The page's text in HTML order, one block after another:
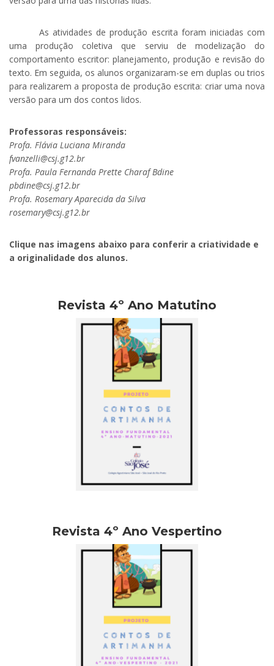
As atividades de produção escrita foram iniciadas com
uma produção coletiva que serviu de modelização do
comportamento escritor: planejamento, produção e revisão do
texto. Em seguida, os alunos organizaram-se em duplas ou trios
para realizarem a proposta de produção escrita: criar uma nova
versão para um dos contos lidos.
Professoras responsáveis:
Profa. Flávia Luciana Miranda
fvanzelli@csj.g12.br
Profa. Paula Fernanda Prette Charaf Bdine
pbdine@csj.g12.br
Profa. Rosemary Aparecida da Silva
rosemary@csj.g12.br
Clique nas imagens abaixo para conferir a criatividade e
a originalidade dos alunos.
Revista 4º Ano Matutino
Revista 4º Ano Vespertino